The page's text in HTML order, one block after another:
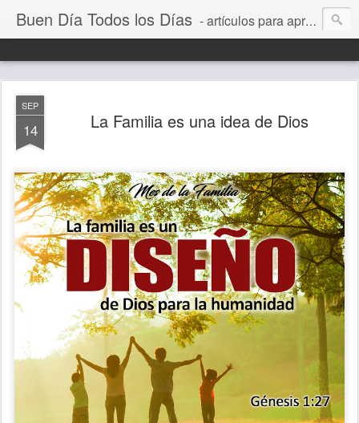
Buen Día Todos los Días - artículos para aprender a vivir mejor, un día a la vez. Por Juan C Quintero
SEP
14 La Familia es una idea de Dios